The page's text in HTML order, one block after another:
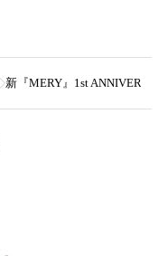
新『MERY』1st